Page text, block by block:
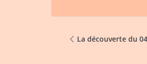
La découverte du